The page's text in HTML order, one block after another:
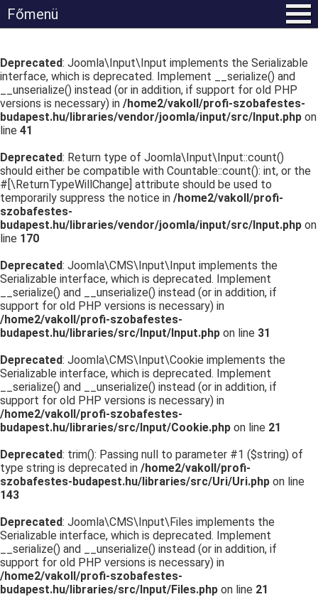
Deprecated: Joomla\Input\Input implements the Serializable
interface, which is deprecated. Implement __serialize() and
__unserialize() instead (or in addition, if support for old PHP
versions is necessary) in /home2/vakoll/profi-szobafestes-
budapest.hu/libraries/vendor/joomla/input/src/Input.php on
line 41
Deprecated: Return type of Joomla\Input\Input::count()
should either be compatible with Countable::count(): int, or the
#[\ReturnTypeWillChange] attribute should be used to
temporarily suppress the notice in /home2/vakoll/profi-
szobafestes-
budapest.hu/libraries/vendor/joomla/input/src/Input.php on
line 170
Deprecated: Joomla\CMS\Input\Input implements the
Serializable interface, which is deprecated. Implement
__serialize() and __unserialize() instead (or in addition, if
support for old PHP versions is necessary) in
/home2/vakoll/profi-szobafestes-
budapest.hu/libraries/src/Input/Input.php on line 31
Deprecated: Joomla\CMS\Input\Cookie implements the
Serializable interface, which is deprecated. Implement
__serialize() and __unserialize() instead (or in addition, if
support for old PHP versions is necessary) in
/home2/vakoll/profi-szobafestes-
budapest.hu/libraries/src/Input/Cookie.php on line 21
Deprecated: trim(): Passing null to parameter #1 ($string) of
type string is deprecated in /home2/vakoll/profi-
szobafestes-budapest.hu/libraries/src/Uri/Uri.php on line
143
Deprecated: Joomla\CMS\Input\Files implements the
Serializable interface, which is deprecated. Implement
__serialize() and __unserialize() instead (or in addition, if
support for old PHP versions is necessary) in
/home2/vakoll/profi-szobafestes-
budapest.hu/libraries/src/Input/Files.php on line 21
Főmenü